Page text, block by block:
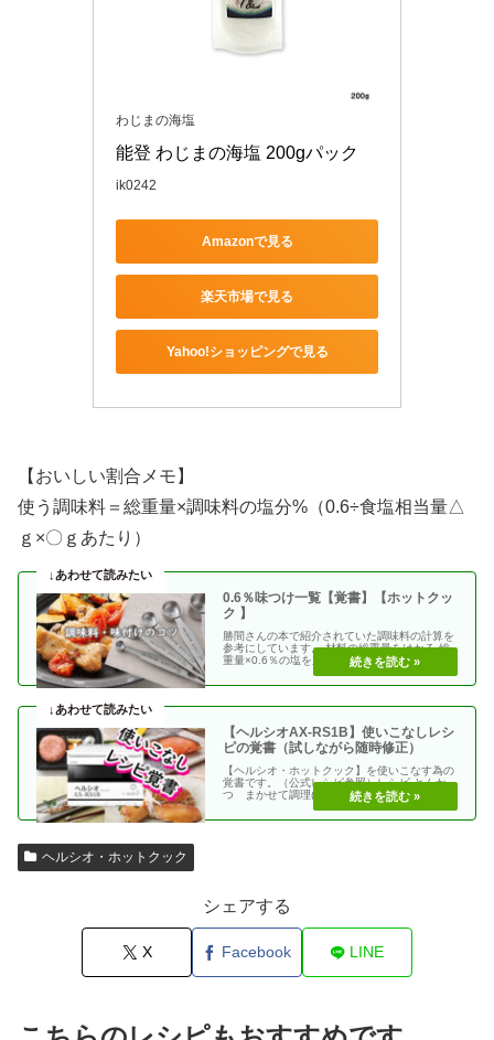
わじまの海塩
能登 わじまの海塩 200gパック
ik0242
Amazonで見る
楽天市場で見る
Yahoo!ショッピングで見る
【おいしい割合メモ】
使う調味料＝総重量×調味料の塩分%（0.6÷食塩相当量△
ｇ×〇ｇあたり）
0.6％味つけ一覧【覚書】【ホットクッ
ク 】
勝間さんの本で紹介されていた調味料の計算を
参考にしています。 材料の総重量をはかる 総
重量×0.6％の塩を加える 使う調味料＝（総重
【ヘルシオAX-RS1B】使いこなしレシ
ピの覚書（試しながら随時修正）
【ヘルシオ・ホットクック】を使いこなす為の
覚書です。（公式レシピ参照）レシピ とんか
つ まかせて調理(網焼き・揚げる) エビフラ
ヘルシオ・ホットクック
シェアする
X Facebook LINE